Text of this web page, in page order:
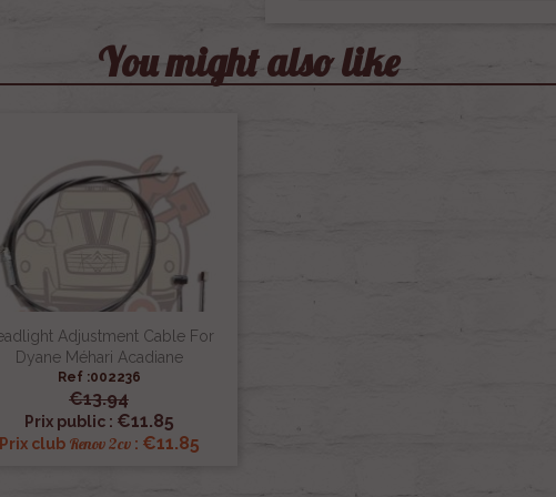
You might also like
Adjustment Cable For
Dyane Méhari Acadiane
Ref :002236
€13.94
Prix public : €11.85
club Renov 2cv: €11.85
 Quick view